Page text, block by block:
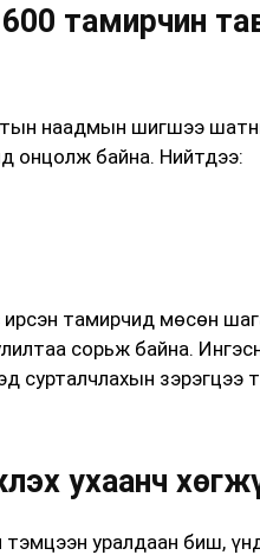
тамирчин
наадмын шигшээ
онцолж байна. Нийтдээ:
тамирчид мөсөн
сорьж байна.
сурталчлахын
ухаанч
уралдаан биш,